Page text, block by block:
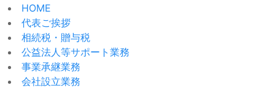
HOME
代表ご挨拶
相続税・贈与税
公益法人等サポート業務
事業承継業務
会社設立業務